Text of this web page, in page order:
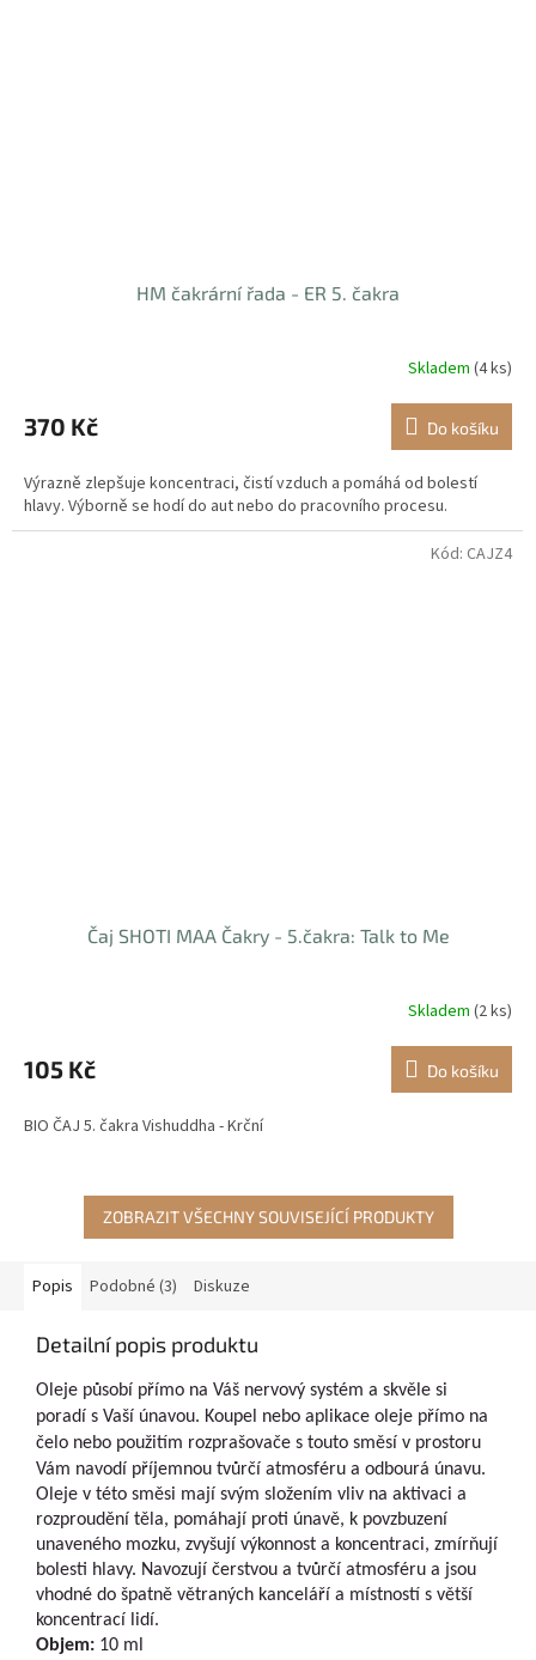
HM čakrární řada - ER 5. čakra
Skladem (4 ks)
370 Kč Do košíku
Výrazně zlepšuje koncentraci, čistí vzduch a pomáhá od bolestí
hlavy. Výborně se hodí do aut nebo do pracovního procesu.
Čaj SHOTI MAA Čakry - 5.čakra: Talk to Me
Skladem (2 ks)
105 Kč Do košíku
BIO ČAJ 5. čakra Vishuddha - Krční
Kód: CAJZ4
ZOBRAZIT VŠECHNY SOUVISEJÍCÍ PRODUKTY
Popis Podobné (3) Diskuze
Detailní popis produktu
Oleje působí přímo na Váš nervový systém a skvěle si
poradí s Vaší únavou. Koupel nebo aplikace oleje přímo na
čelo nebo použitím rozprašovače s touto směsí v prostoru
Vám navodí příjemnou tvůrčí atmosféru a odbourá únavu.
Oleje v této směsi mají svým složením vliv na aktivaci a
rozproudění těla, pomáhají proti únavě, k povzbuzení
unaveného mozku, zvyšují výkonnost a koncentraci, zmírňují
bolesti hlavy. Navozují čerstvou a tvůrčí atmosféru a jsou
vhodné do špatně větraných kanceláří a místností s větší
koncentrací lidí.
Objem: 10 ml